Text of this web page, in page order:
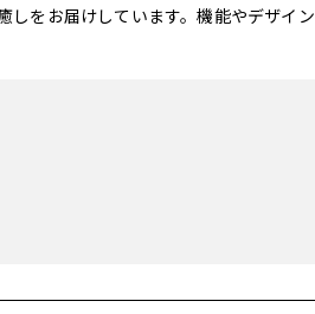
しをお届けしています。機能やデザイン